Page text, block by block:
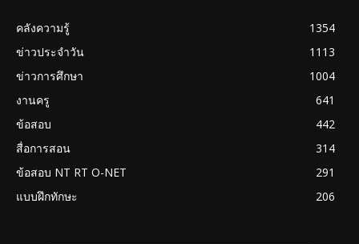
คลังความรู้
1354
ข่าวประจำวัน
1113
ข่าวการศึกษา
1004
งานครู
641
ข้อสอบ
442
สื่อการสอน
314
ข้อสอบ NT RT O-NET
291
แบบฝึกทักษะ
206